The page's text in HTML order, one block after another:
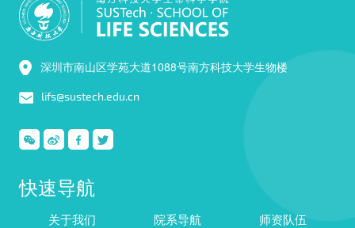
深圳市南山区学苑大道1088号南方科技大学生物楼
lifs@sustech.edu.cn
快速导航
关于我们 院系导航
师资队伍